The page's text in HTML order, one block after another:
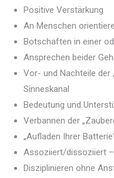
Positive Verstärkung
An Menschen
Botschaften in einer
Ansprechen beider
Vor- und Nachteile der
Sinneskanal
Bedeutung und
Verbannen der
„Aufladen Ihrer
Assoziiert/dissoziiert –
Disziplinieren ohne